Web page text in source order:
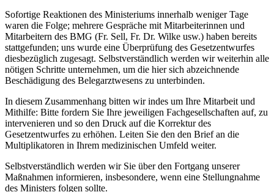
Sofortige Reaktionen des Ministeriums innerhalb weniger Tage
waren die Folge; mehrere Gespräche mit Mitarbeiterinnen und
Mitarbeitern des BMG (Fr. Sell, Fr. Dr. Wilke usw.) haben bereits
stattgefunden; uns wurde eine Überprüfung des Gesetzentwurfes
diesbezüglich zugesagt. Selbstverständlich werden wir weiterhin alle
nötigen Schritte unternehmen, um die hier sich abzeichnende
Beschädigung des Belegarztwesens zu unterbinden.
In diesem Zusammenhang bitten wir indes um Ihre Mitarbeit und
Mithilfe: Bitte fordern Sie Ihre jeweiligen Fachgesellschaften auf, zu
intervenieren und so den Druck auf die Korrektur des
Gesetzentwurfes zu erhöhen. Leiten Sie den den Brief an die
Multiplikatoren in Ihrem medizinischen Umfeld weiter.
Selbstverständlich werden wir Sie über den Fortgang unserer
Maßnahmen informieren, insbesondere, wenn eine Stellungnahme
des Ministers folgen sollte.